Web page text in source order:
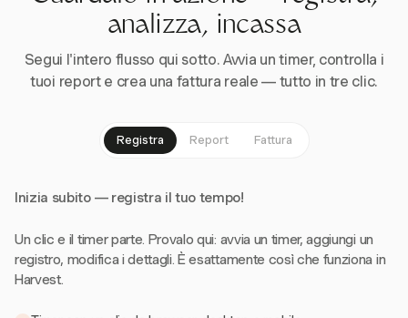
analizza, incassa
Segui l'intero flusso qui sotto. Avvia un timer, controlla i
tuoi report e crea una fattura reale — tutto in tre clic.
Registra Report Fattura
Inizia subito — registra il tuo tempo!
Un clic e il timer parte. Provalo qui: avvia un timer, aggiungi un
registro, modifica i dettagli. È esattamente così che funziona in
Harvest.